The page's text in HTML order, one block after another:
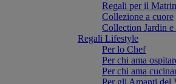
Regali per il
Collezione a cuore
Collection Jardin e
Regali Lifestyle
Per lo Chef
Per chi ama
Per chi ama
Per gli Amanti del